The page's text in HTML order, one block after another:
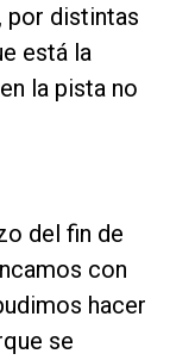
por distintas
está la
la pista no
del fin de
con
hacer
se